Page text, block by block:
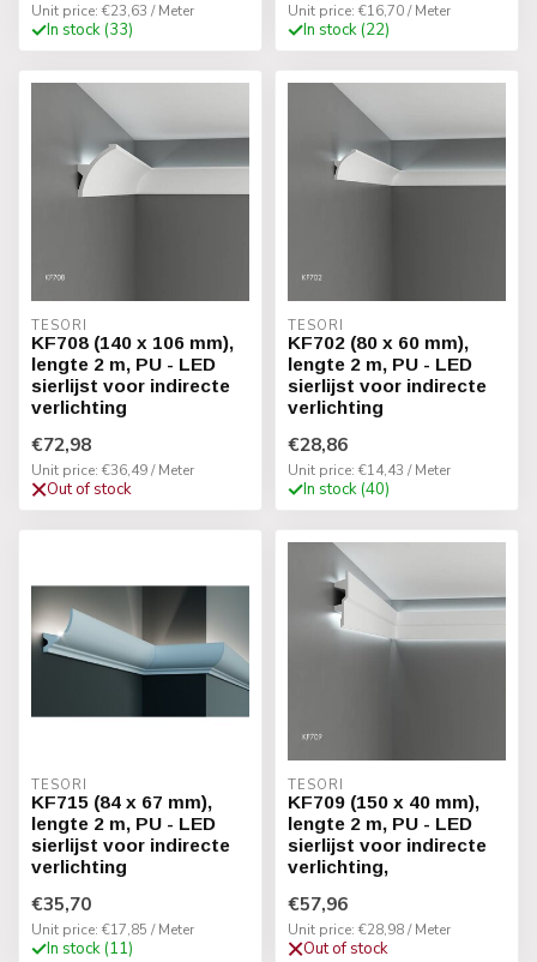
Unit price: €23,63 / Meter
In stock (33)
Unit price: €16,70 / Meter
In stock (22)
TESORI
KF708 (140 x 106 mm),
lengte 2 m, PU - LED
sierlijst voor indirecte
verlichting
€72,98
Unit price: €36,49 / Meter
Out of stock
TESORI
KF702 (80 x 60 mm),
lengte 2 m, PU - LED
sierlijst voor indirecte
verlichting
€28,86
Unit price: €14,43 / Meter
In stock (40)
TESORI
KF715 (84 x 67 mm),
lengte 2 m, PU - LED
sierlijst voor indirecte
verlichting
€35,70
Unit price: €17,85 / Meter
In stock (11)
TESORI
KF709 (150 x 40 mm),
lengte 2 m, PU - LED
sierlijst voor indirecte
verlichting,
€57,96
Unit price: €28,98 / Meter
Out of stock